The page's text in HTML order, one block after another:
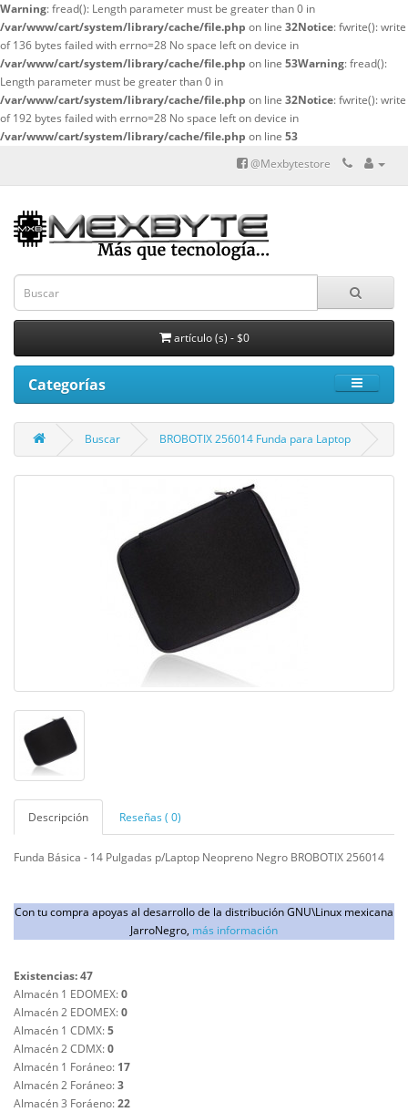
Warning: fread(): Length parameter must be greater than 0 in
/var/www/cart/system/library/cache/file.php on line 32Notice: fwrite(): write
of 136 bytes failed with errno=28 No space left on device in
/var/www/cart/system/library/cache/file.php on line 53Warning: fread():
Length parameter must be greater than 0 in
/var/www/cart/system/library/cache/file.php on line 32Notice: fwrite(): write
of 192 bytes failed with errno=28 No space left on device in
/var/www/cart/system/library/cache/file.php on line 53
@Mexbytestore
artículo (s) - $0
Categorías
Buscar BROBOTIX 256014 Funda para Laptop
Descripción Reseñas ( 0)
Funda Básica - 14 Pulgadas p/Laptop Neopreno Negro BROBOTIX 256014
Con tu compra apoyas al desarrollo de la distribución GNU\Linux mexicana
JarroNegro, más información
Existencias: 47
Almacén 1 EDOMEX:0
Almacén 2 EDOMEX:0
Almacén 1 CDMX:5
Almacén 2 CDMX:0
Almacén 1 Foráneo: 17
Almacén 2 Foráneo:3
Almacén 3 Foráeno:22